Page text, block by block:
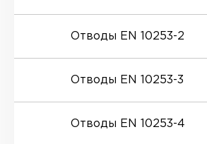
Отводы EN 10253-2
Отводы EN 10253-3
Отводы EN 10253-4